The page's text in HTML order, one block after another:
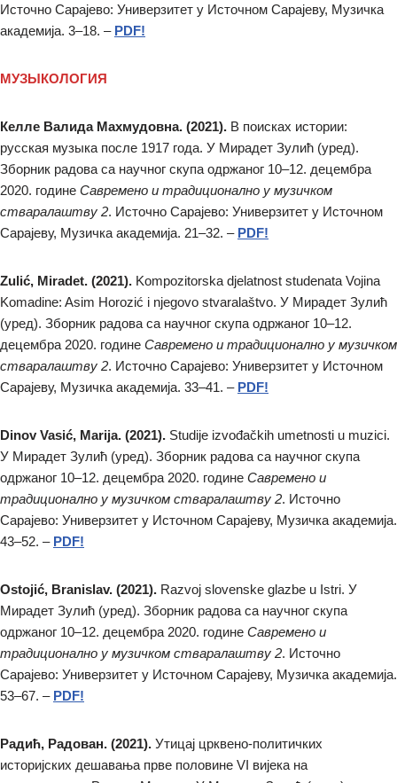
Источно Сарајево: Универзитет у Источном Сарајеву, Музичка
академија. 3–18. – PDF!
МУЗЫКОЛОГИЯ
Келле Валида Махмудовна. (2021). В поисках истории:
русская музыка после 1917 года. У Мирадет Зулић (уред).
Зборник радова са научног скупа одржаног 10–12. децембра
2020. године Савремено и традиционално у музичком
стваралаштву 2. Источно Сарајево: Универзитет у Источном
Сарајеву, Музичка академија. 21–32. – PDF!
Zulić, Miradet. (2021). Kompozitorska djelatnost studenata Vojina
Komadine: Asim Horozić i njegovo stvaralaštvo. У Мирадет Зулић
(уред). Зборник радова са научног скупа одржаног 10–12.
децембра 2020. године Савремено и традиционално у музичком
стваралаштву 2. Источно Сарајево: Универзитет у Источном
Сарајеву, Музичка академија. 33–41. – PDF!
Dinov Vasić, Marija. (2021). Studije izvođačkih umetnosti u muzici.
У Мирадет Зулић (уред). Зборник радова са научног скупа
одржаног 10–12. децембра 2020. године Савремено и
традиционално у музичком стваралаштву 2. Источно
Сарајево: Универзитет у Источном Сарајеву, Музичка академија.
43–52. – PDF!
Ostojić, Branislav. (2021). Razvoj slovenske glazbe u Istri. У
Мирадет Зулић (уред). Зборник радова са научног скупа
одржаног 10–12. децембра 2020. године Савремено и
традиционално у музичком стваралаштву 2. Источно
Сарајево: Универзитет у Источном Сарајеву, Музичка академија.
53–67. – PDF!
Радић, Радован. (2021). Утицај црквено-политичких
историјских дешавања прве половине VI вијека на